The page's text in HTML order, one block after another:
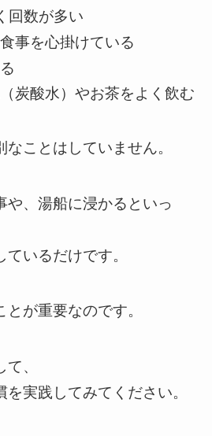
回数が多い
事を心掛けている
炭酸水）やお茶をよく飲む
ことはしていません。
や、湯船に浸かるといっ
いるだけです。
が重要なのです。
、
実践してみてください。